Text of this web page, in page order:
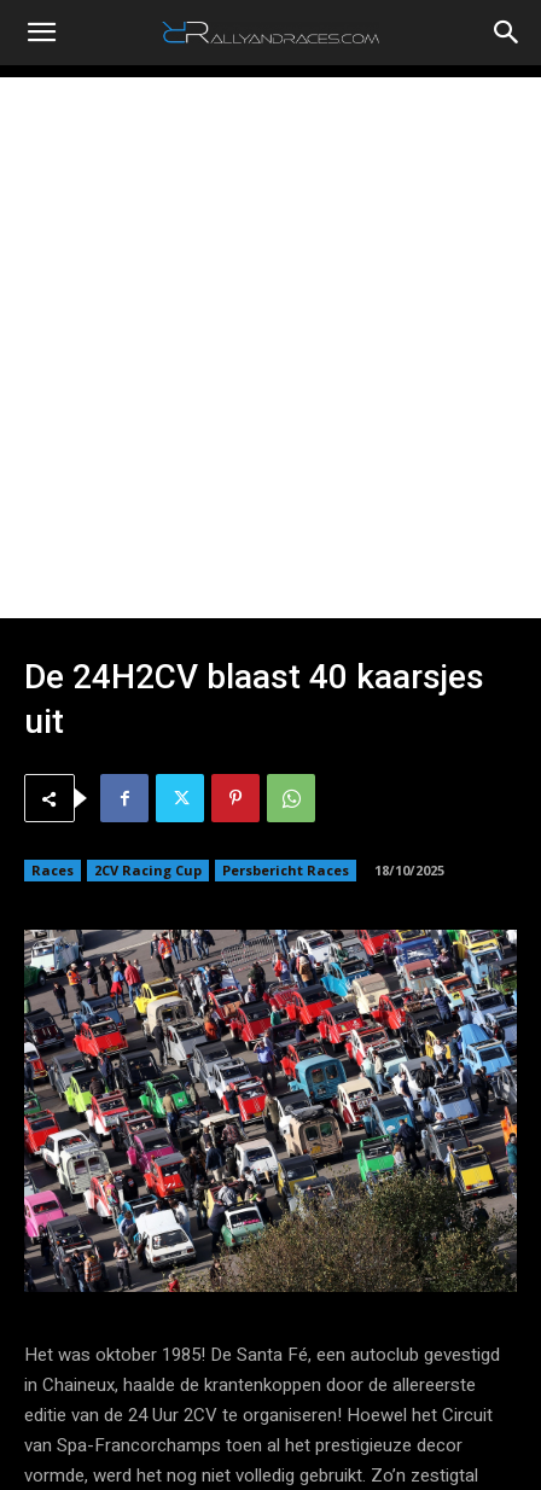
RallyandRaces.com
De 24H2CV blaast 40 kaarsjes
uit
Races 2CV Racing Cup Persbericht Races 18/10/2025
Het was oktober 1985! De Santa Fé, een autoclub gevestigd
in Chaineux, haalde de krantenkoppen door de allereerste
editie van de 24 Uur 2CV te organiseren! Hoewel het Circuit
van Spa-Francorchamps toen al het prestigieuze decor
vormde, werd het nog niet volledig gebruikt. Zo’n zestigtal